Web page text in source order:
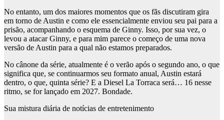
No entanto, um dos maiores momentos que os fãs discutiram gira
em torno de Austin e como ele essencialmente enviou seu pai para a
prisão, acompanhando o esquema de Ginny. Isso, por sua vez, o
levou a atacar Ginny, e para mim parece o começo de uma nova
versão de Austin para a qual não estamos preparados.
No cânone da série, atualmente é o verão após o segundo ano, o que
significa que, se continuarmos seu formato anual, Austin estará
dentro, o que, quinta série? E a Diesel La Torraca será… 16 nesse
ritmo, se for lançado em 2027. Bondade.
Sua mistura diária de notícias de entretenimento